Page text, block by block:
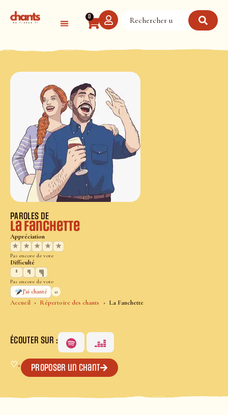
0
Accueil Répertoire des chants La Fanchette
PAROLES DE
La Fanchette
Appréciation
★
★ ★ ★ ★
Pas encore de vote
Difficulté
Pas encore de vote
J’ai chanté
0
ÉCOUTER SUR :
♡+ Proposer un chant